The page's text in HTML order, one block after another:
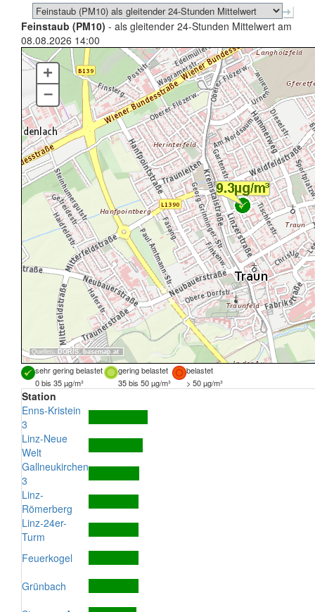
Feinstaub (PM10) - als gleitender 24-Stunden Mittelwert am
08.08.2026 14:00
Quellen: DORIS, basemap.at
+
–
sehr gering belastet gering belastet
belastet
0 bis 35 µg/m³
35 bis 50 µg/m³ > 50 µg/m³
Station
Enns-Kristein
3
Linz-Neue
Welt
Gallneukirchen
3
Linz-
Römerberg
Linz-24er-
Turm
Feuerkogel
Grünbach